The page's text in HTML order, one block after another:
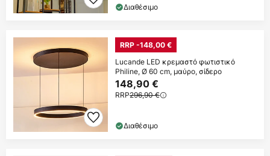
Διαθέσιμο
RRP -148,00 €
Lucande LED κρεμαστό φωτιστικό
Philine, Ø 60 cm, μαύρο, σίδερο
148,90 €
RRP296,90 €
Διαθέσιμο